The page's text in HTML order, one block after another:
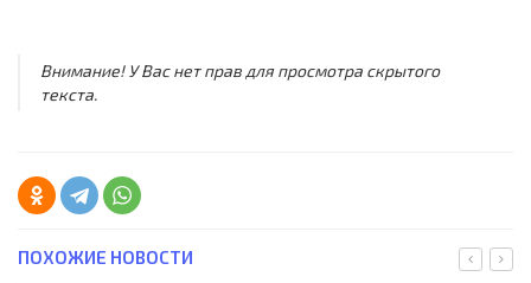
Внимание! У Вас нет прав для просмотра скрытого
текста.
ПОХОЖИЕ НОВОСТИ